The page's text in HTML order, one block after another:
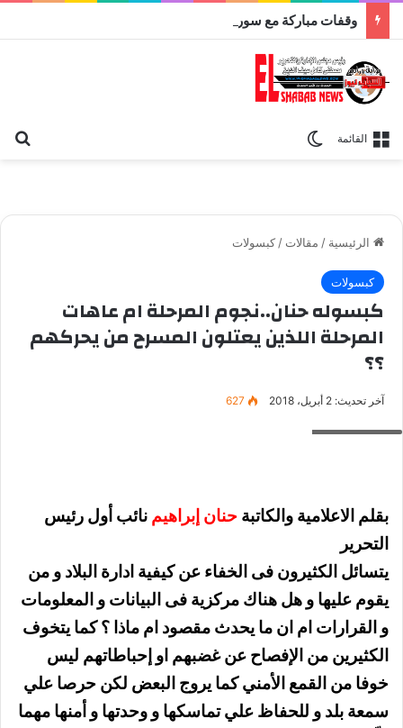
القائمة
الرئيسية / مقالات / كبسولات
كبسولات
كبسوله حنان..نجوم المرحلة ام عاهات
المرحلة اللذين يعتلون المسرح من يحركهم
؟؟
آخر تحديث: 2 أبريل، 2018 627
بقلم الاعلامية والكاتبة حنان إبراهيم نائب أول رئيس
التحرير
يتسائل الكثيرون فى الخفاء عن كيفية ادارة البلاد و من
يقوم عليها و هل هناك مركزية فى البيانات و المعلومات
و القرارات ام ان ما يحدث مقصود ام ماذا ؟ كما يتخوف
الكثيرين من الإفصاح عن غضبهم او إحباطاتهم ليس
خوفا من القمع الأمني كما يروج البعض لكن حرصا علي
سمعة بلد و للحفاظ علي تماسكها و وحدتها و أمنها مهما